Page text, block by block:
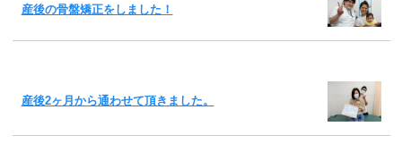
産後の骨盤矯正をしました！
産後2ヶ月から通わせて頂きました。